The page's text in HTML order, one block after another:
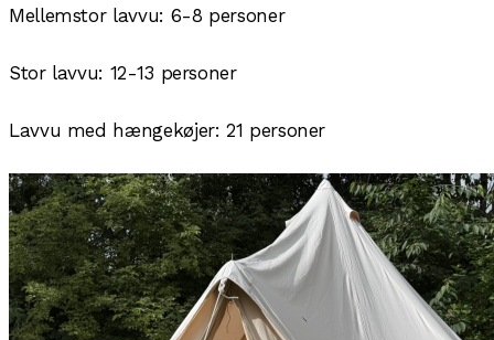
Mellemstor lavvu: 6-8 personer
Stor lavvu: 12-13 personer
Lavvu med hængekøjer: 21 personer